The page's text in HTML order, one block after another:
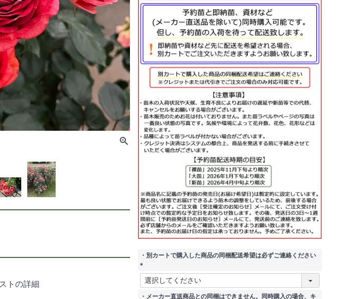
トの詳細
・別カートで購入した商品の同梱配送希望は必ずご連絡ください
(
必
須・メーカー直送商品との同梱はできません。同時購入の場合、キ